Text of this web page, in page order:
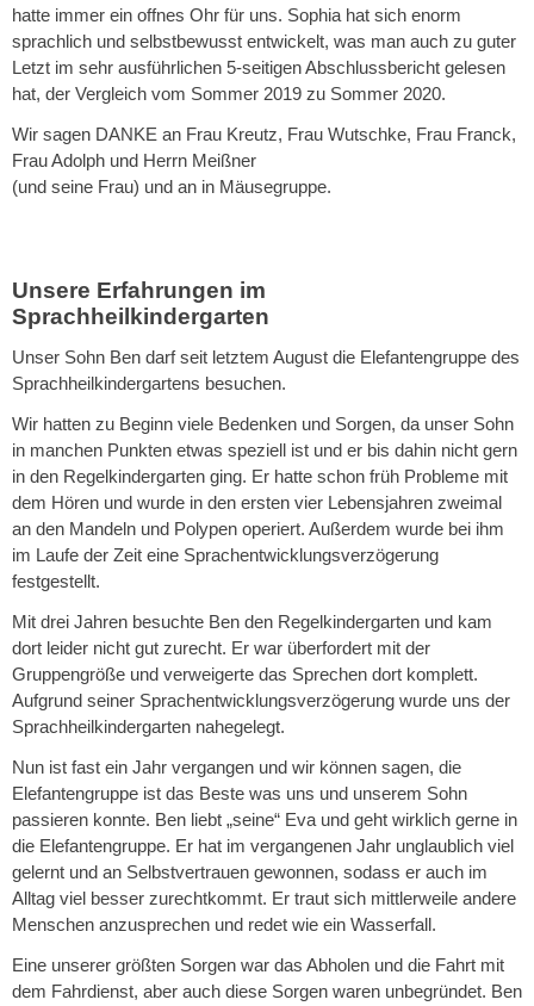
hatte immer ein offnes Ohr für uns. Sophia hat sich enorm
sprachlich und selbstbewusst entwickelt, was man auch zu guter
Letzt im sehr ausführlichen 5-seitigen Abschlussbericht gelesen
hat, der Vergleich vom Sommer 2019 zu Sommer 2020.
Wir sagen DANKE an Frau Kreutz, Frau Wutschke, Frau Franck,
Frau Adolph und Herrn Meißner
(und seine Frau) und an in Mäusegruppe.
Unsere Erfahrungen im
Sprachheilkindergarten
Unser Sohn Ben darf seit letztem August die Elefantengruppe des
Sprachheilkindergartens besuchen.
Wir hatten zu Beginn viele Bedenken und Sorgen, da unser Sohn
in manchen Punkten etwas speziell ist und er bis dahin nicht gern
in den Regelkindergarten ging. Er hatte schon früh Probleme mit
dem Hören und wurde in den ersten vier Lebensjahren zweimal
an den Mandeln und Polypen operiert. Außerdem wurde bei ihm
im Laufe der Zeit eine Sprachentwicklungsverzögerung
festgestellt.
Mit drei Jahren besuchte Ben den Regelkindergarten und kam
dort leider nicht gut zurecht. Er war überfordert mit der
Gruppengröße und verweigerte das Sprechen dort komplett.
Aufgrund seiner Sprachentwicklungsverzögerung wurde uns der
Sprachheilkindergarten nahegelegt.
Nun ist fast ein Jahr vergangen und wir können sagen, die
Elefantengruppe ist das Beste was uns und unserem Sohn
passieren konnte. Ben liebt „seine“ Eva und geht wirklich gerne in
die Elefantengruppe. Er hat im vergangenen Jahr unglaublich viel
gelernt und an Selbstvertrauen gewonnen, sodass er auch im
Alltag viel besser zurechtkommt. Er traut sich mittlerweile andere
Menschen anzusprechen und redet wie ein Wasserfall.
Eine unserer größten Sorgen war das Abholen und die Fahrt mit
dem Fahrdienst, aber auch diese Sorgen waren unbegründet. Ben